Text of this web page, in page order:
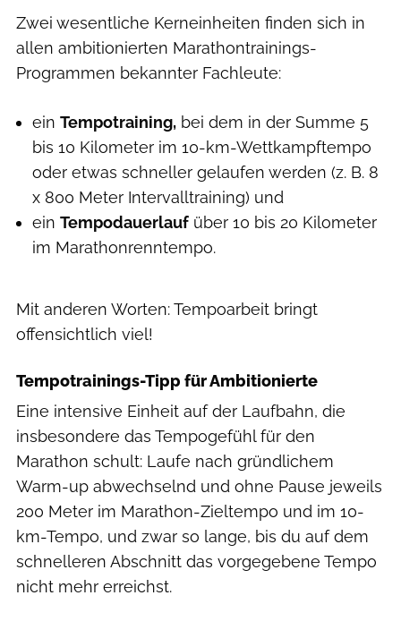
Zwei wesentliche Kerneinheiten finden sich in
allen ambitionierten Marathontrainings-
Programmen bekannter Fachleute:
ein Tempotraining, bei dem in der Summe 5
bis 10 Kilometer im 10-km-Wettkampftempo
oder etwas schneller gelaufen werden (z. B. 8
x 800 Meter Intervalltraining) und
ein Tempodauerlauf über 10 bis 20 Kilometer
im Marathonrenntempo.
Mit anderen Worten: Tempoarbeit bringt
offensichtlich viel!
Tempotrainings-Tipp für Ambitionierte
Eine intensive Einheit auf der Laufbahn, die
insbesondere das Tempogefühl für den
Marathon schult: Laufe nach gründlichem
Warm-up abwechselnd und ohne Pause jeweils
200 Meter im Marathon-Zieltempo und im 10-
km-Tempo, und zwar so lange, bis du auf dem
schnelleren Abschnitt das vorgegebene Tempo
nicht mehr erreichst.